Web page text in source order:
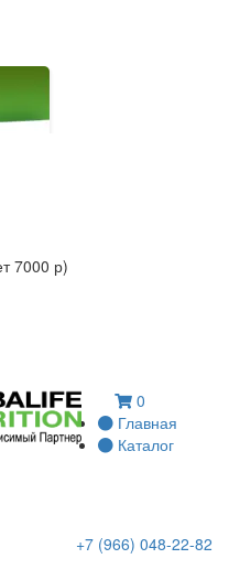
7000 р)
0
Главная
Каталог
+7 (966) 048-22-82